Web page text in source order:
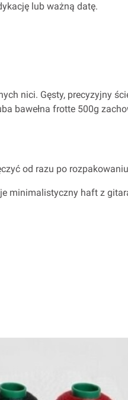
lub ważną datę.
nici. Gęsty, precyzyjny
bawełna frotte 500g
od razu po rozpakowaniu
minimalistyczny haft z